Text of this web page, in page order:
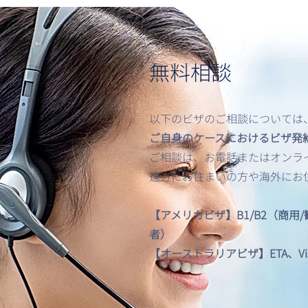
【最新情報】アメリカビザ申
請
無料相談
以下のビザのご相談については
ご自身のケースにおけるビザ
ご相談は、お電話またはオン
遠方にお住まいの方や海外に
【アメリカビザ】B1/B2（商
者）
【オーストラリアビザ】ETA、